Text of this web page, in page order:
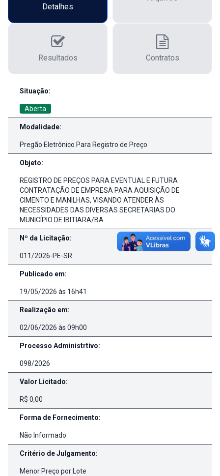
Detalhes
Resultados Contratos
Detalhes da Licitação
Situação:
Aberta
Modalidade:
Pregão Eletrônico Para Registro de Preço
Objeto:
REGISTRO DE PREÇOS PARA EVENTUAL E FUTURA
CONTRATAÇÃO DE EMPRESA PARA AQUISIÇÃO DE
CIMENTO E MANILHAS, VISANDO ATENDER ÀS
NECESSIDADES DAS DIVERSAS SECRETARIAS DO
MUNICÍPIO DE IBITIARA/BA.
Nº da Licitação:
011/2026-PE-SR
Publicado em:
19/05/2026 às 16h41
Realização em:
02/06/2026 às 09h00
Processo Administrtivo:
098/2026
Valor Licitado:
R$ 0,00
Forma de Fornecimento:
Não Informado
Critério de Julgamento:
Menor Preço por Lote